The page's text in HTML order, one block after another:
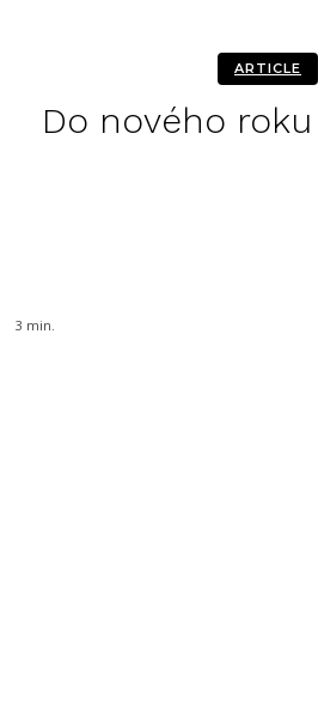
ARTICLE
Do nového
3 min.